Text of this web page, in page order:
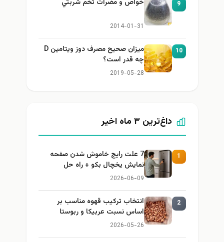
9 خواص و مضرات تخم شربتي
2014-01-31
10
میزان صحیح مصرف دوز ویتامین D
چه قدر است؟
2019-05-28
داغ‌ترین ۳ ماه اخیر
1
7 علت رایج خاموش شدن صفحه
نمایش یخچال بکو + راه حل
2026-06-09
2
انتخاب ترکیب قهوه مناسب بر
اساس نسبت عربیکا و ربوستا
2026-05-26